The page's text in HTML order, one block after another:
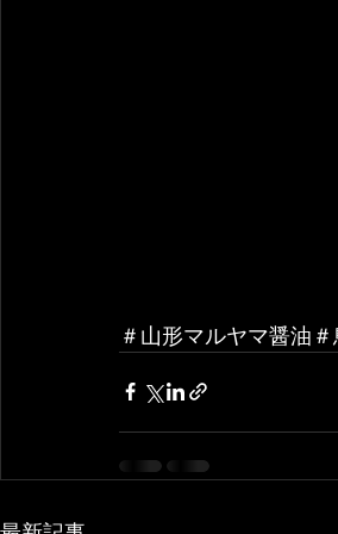
＃山形マルヤマ醤油